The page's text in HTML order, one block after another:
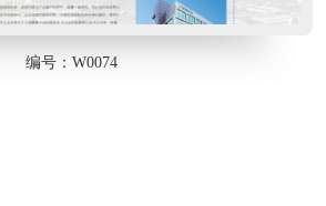
编号：W0074